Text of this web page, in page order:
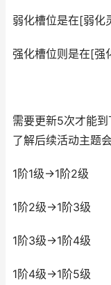
弱化槽位是在[弱化
强化槽位则是在[强
需要更新5次才能
了解后续活动主题
1阶1级->1阶2级
1阶2级->1阶3级
1阶3级->1阶4级
1阶4级->1阶5级